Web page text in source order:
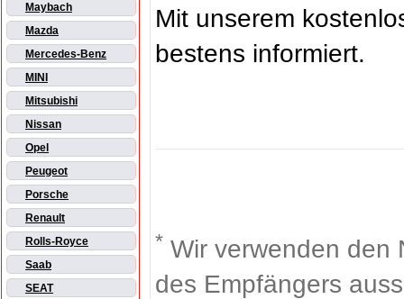
Maybach
Mazda
Mercedes-Benz
MINI
Mitsubishi
Nissan
Opel
Peugeot
Porsche
Renault
Rolls-Royce
Saab
SEAT
Mit unserem
bestens informiert.
* Wir verwenden den
des Empfängers